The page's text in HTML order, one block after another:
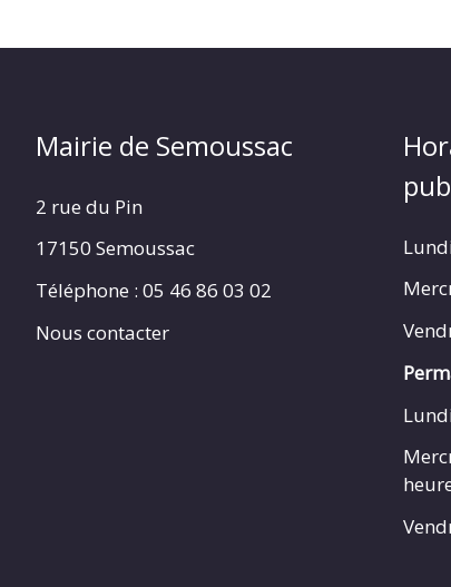
Mairie de Semoussac
2 rue du Pin
17150 Semoussac
Téléphone : 05 46 86 03 02
Nous contacter